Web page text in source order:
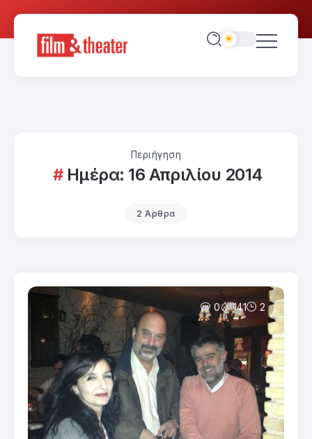
Περιήγηση
Ημέρα: 16 Απριλίου 2014
2 Άρθρα
0 141 2